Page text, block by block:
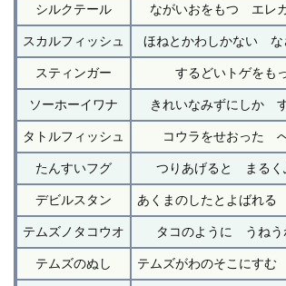
シルクテール ながいおをもつ エレ
スカルフィッシュ ほねとかわしかない な
スティンガー するどいトゲをも
ソーホーイワナ きれいなみずにしか
タトルフィッシュ コウラをせおった
たんすいフグ つりあげると まるく
デビルスタン あくまのしたとよばれ
テムズノタコウオ タコのように うねう
テムズのぬし テムズがわのそこにす